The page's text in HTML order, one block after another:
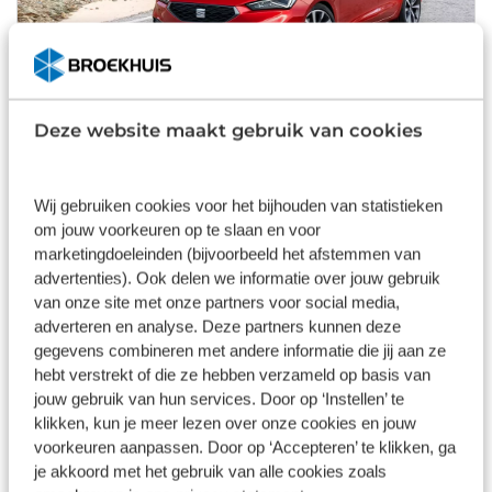
Deze website maakt gebruik van cookies
Wij gebruiken cookies voor het bijhouden van statistieken
om jouw voorkeuren op te slaan en voor
marketingdoeleinden (bijvoorbeeld het afstemmen van
advertenties). Ook delen we informatie over jouw gebruik
van onze site met onze partners voor social media,
adverteren en analyse. Deze partners kunnen deze
gegevens combineren met andere informatie die jij aan ze
hebt verstrekt of die ze hebben verzameld op basis van
jouw gebruik van hun services. Door op ‘Instellen’ te
klikken, kun je meer lezen over onze cookies en jouw
voorkeuren aanpassen. Door op ‘Accepteren’ te klikken, ga
je akkoord met het gebruik van alle cookies zoals
SEAT Leon uitgeroepen tot ‘Best Buy Car of
Europe 2021’.
Broekhuis zet eerste stap in fietsenbranche